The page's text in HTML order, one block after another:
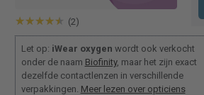
(2)
Let op: iWear oxygen wordt ook verkocht
onder de naam Biofinity, maar het zijn exact
dezelfde contactlenzen in verschillende
verpakkingen. Meer lezen over opticiens